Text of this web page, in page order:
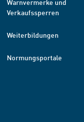
Warnvermerke und
Verkaufssperren
Weiterbildungen
Normungsportale